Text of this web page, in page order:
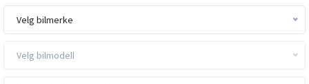
Velg bilmerke
Velg bilmodell